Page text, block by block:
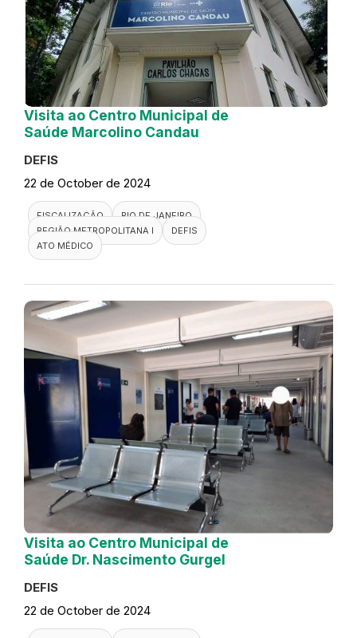
Visita ao Centro Municipal de
Saúde Marcolino Candau
DEFIS
22 de October de 2024
FISCALIZAÇÃO
RIO DE JANEIRO
REGIÃO METROPOLITANA I
DEFIS
ATO MÉDICO
Visita ao Centro Municipal de
Saúde Dr. Nascimento Gurgel
DEFIS
22 de October de 2024